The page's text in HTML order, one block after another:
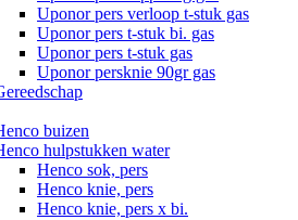
Uponor pers verloop t-stuk gas
Uponor pers t-stuk bi. gas
Uponor pers t-stuk gas
Uponor persknie 90gr gas
buizen
hulpstukken water
Henco sok, pers
Henco knie, pers
Henco knie, pers x bi.